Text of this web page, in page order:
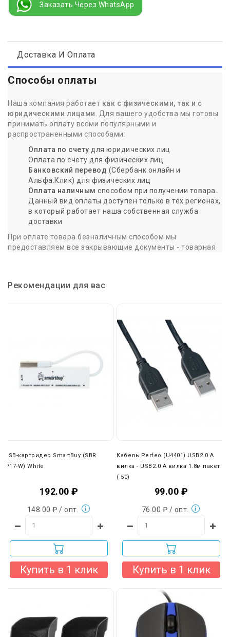
Заказать Через WhatsApp
Доставка И Оплата
Способы оплаты
Наша компания работает как с физическими, так и с
юридическими лицами . Для вашего удобства мы готовы
принимать оплату всеми популярными и
распространенными способами:
Оплата по счету для юридических лиц
Оплата по счету для физических лиц
Банковский перевод (Сбербанк.онлайн и
Альфа.Клик) для физических лиц
Оплата наличным способом при получении товара.
Данный вид оплаты доступен только в тех регионах,
в который работает наша собственная служба
доставки
При оплате товара безналичным способом мы
предоставляем все закрывающие документы - товарная
При оплате наличными или переводе на банковскую карту
Для точности и качества, заказывайте товар заранее. Мы
совершаем доставку товара, только если заказ сделан до
15:00 предыдущего дня.
Мы готовы доставить оплаченный вами товар
в любую
точку России любой транспортной компанией на ваш
(ПЭК, Деловые линии, КИТ и др.).
При доставке нашей собственной службой доставки вы
Рекомендации для вас
USB-картридер SmartBuy (SBR
-717-W) White
192.00 ₽
148.00 ₽ / опт.
Купить в 1 клик
Кабель Perfeo (U4401) USB2.0 A
вилка - USB2.0 A вилка 1.8м пакет
( 50)
99.00 ₽
76.00 ₽ / опт.
Купить в 1 клик